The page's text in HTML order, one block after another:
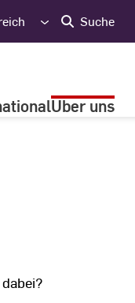
Suche
Über uns